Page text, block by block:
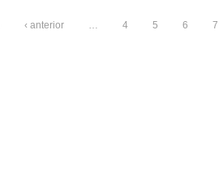
‹ anterior … 4 5 6 7